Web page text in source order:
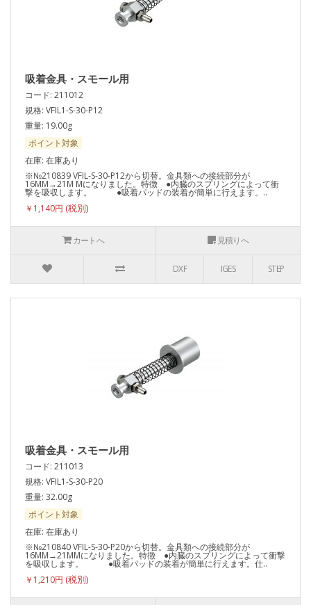
吸着金具・スモール用
コード: 211012
規格: VFIL1-S-30-P12
重量: 19.00g
ポイント対象
在庫: 在庫あり
※№210839 VFIL-S-30-P12から切替。金具類への接続部分が
16MM→21M Mになりました。特徴 ●内臓のスプリングによって衝
撃を吸収します。 ●吸着パッドの装着が簡単に行えます。..
￥1,140円
カートへ 見積りへ
DXF IGES STEP
吸着金具・スモール用
コード: 211013
規格: VFIL1-S-30-P20
重量: 32.00g
ポイント対象
在庫: 在庫あり
※№210840 VFIL-S-30-P20から切替。金具類への接続部分が
16MM→21MMになりました。特徴 ●内臓のスプリングによって衝撃
を吸収します。 ●吸着パッドの装着が簡単に行えます。仕..
￥1,210円